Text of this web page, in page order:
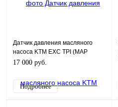
Датчик давления масляного
насоса KTM EXC TPI (MAP
Sensor) 55641075000
17 000 руб.
Подробнее